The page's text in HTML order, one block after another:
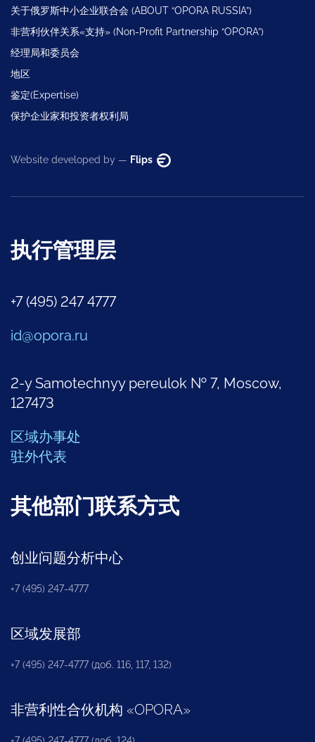
关于俄罗斯中小企业联合会 (ABOUT “OPORA RUSSIA”)
非营利伙伴关系«支持» (Non-Profit Partnership “OPORA”)
经理局和委员会
地区
鉴定(Expertise)
保护企业家和投资者权利局
Website developed by — Flips
执行管理层
+7 (495) 247 4777
id@opora.ru
2-y Samotechnyy pereulok № 7, Moscow,
127473
区域办事处
驻外代表
其他部门联系方式
创业问题分析中心
+7 (495) 247-4777
区域发展部
+7 (495) 247-4777 (доб. 116, 117, 132)
非营利性合伙机构 «OPORA»